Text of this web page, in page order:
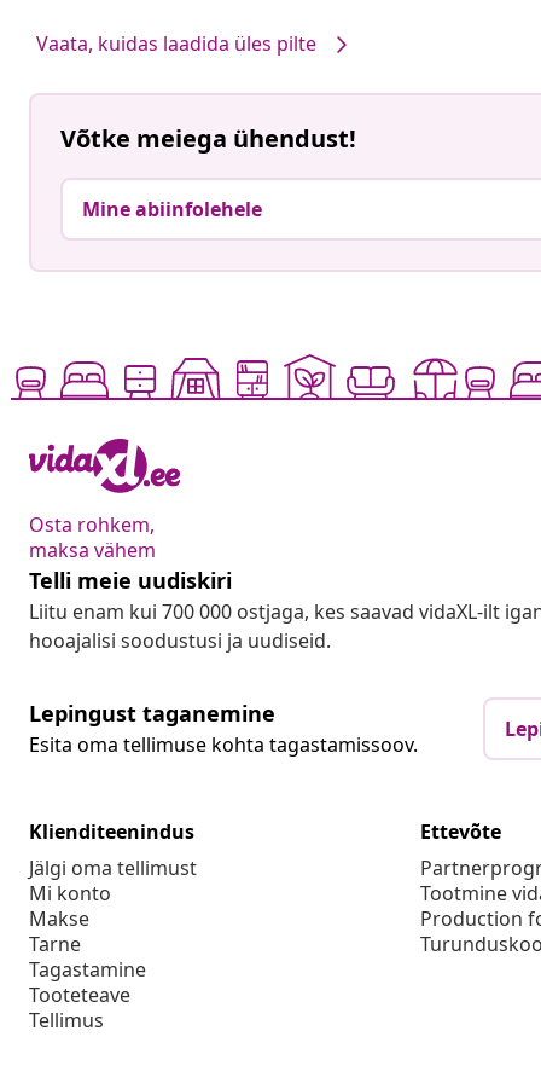
Vaata, kuidas laadida üles pilte
Võtke meiega ühendust!
Mine abiinfolehele
Osta rohkem,
maksa vähem
Telli meie uudiskiri
Liitu enam kui 700 000 ostjaga, kes saavad vidaXL-ilt
hooajalisi soodustusi ja uudiseid.
Lepingust taganemine
Esita oma tellimuse kohta tagastamissoov.
Klienditeenindus
Jälgi oma tellimust
Mi konto
Makse
Tarne
Tagastamine
Tooteteave
Tellimus
Ettevõte
Tootmine
Production